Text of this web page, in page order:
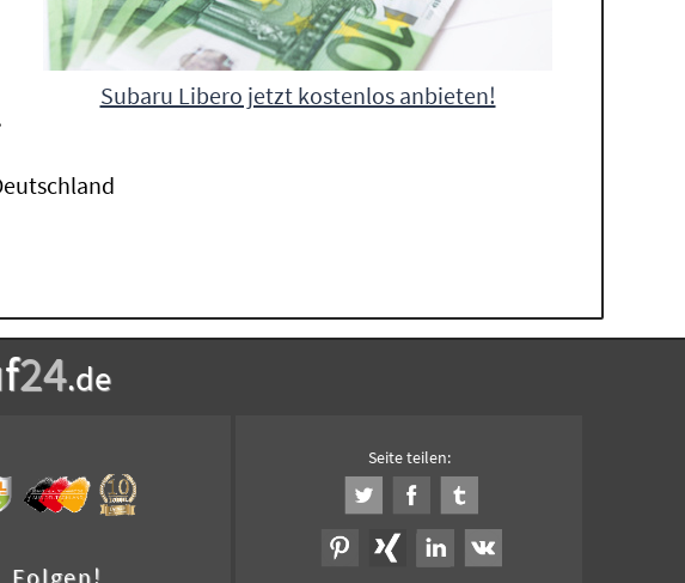
Subaru Libero jetzt kostenlos anbieten!
24.de
Folgen!
Seite teilen: